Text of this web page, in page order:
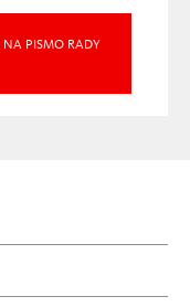
NA PISMO RADY